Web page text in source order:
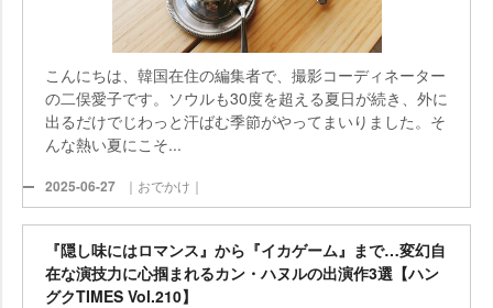
こんにちは、韓国在住の編集者で、撮影コーディネーター
の二俣愛子です。ソウルも30度を超える夏日が続き、外に
出るだけでじわっと汗ばむ季節がやってまいりました。そ
んな熱い夏にこそ...
2025-06-27 ｜おでかけ｜
『隠し味にはロマンス』から『イカゲーム』まで…変幻自
在な演技力に心掴まれるカン・ハヌルの出演作3選【ハン
グクTIMES Vol.210】